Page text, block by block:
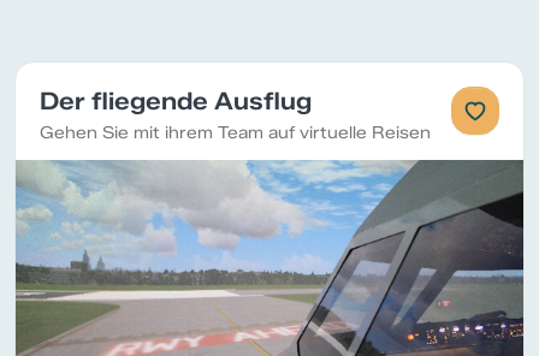
Der fliegende Ausflug
Gehen Sie mit ihrem Team auf virtuelle Reisen